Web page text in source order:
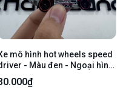
mô hình hot wheels speed
- Màu đen - Ngoại hình
- Body